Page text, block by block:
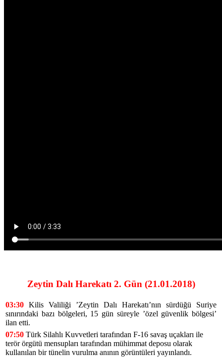
Zeytin Dalı Harekatı 2. Gün (21.01.2018)
03:30 Kilis Valiliği ’Zeytin Dalı Harekatı’nın sürdüğü Suriye
sınırındaki bazı bölgeleri, 15 gün süreyle ’özel güvenlik bölgesi’
ilan etti.
07:50 Türk Silahlı Kuvvetleri tarafından F-16 savaş uçakları ile
terör örgütü mensupları tarafından mühimmat deposu olarak
kullanılan bir tünelin vurulma anının görüntüleri yayınlandı.